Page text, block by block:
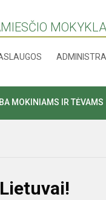
MOKYKLA
MOKINIAMS IR TĖVAMS